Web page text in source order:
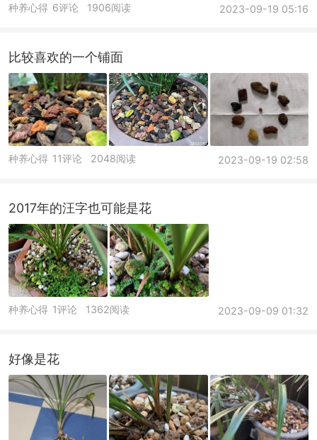
种养心得 2023-09-19 05:16
6评论 1906阅读
比较喜欢的一个铺面
种养心得 2023-09-19 02:58
11评论 2048阅读
2017年的汪字也可能是花
种养心得 2023-09-09 01:32
1评论 1362阅读
好像是花